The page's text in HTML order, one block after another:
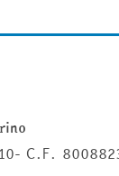
C.F.